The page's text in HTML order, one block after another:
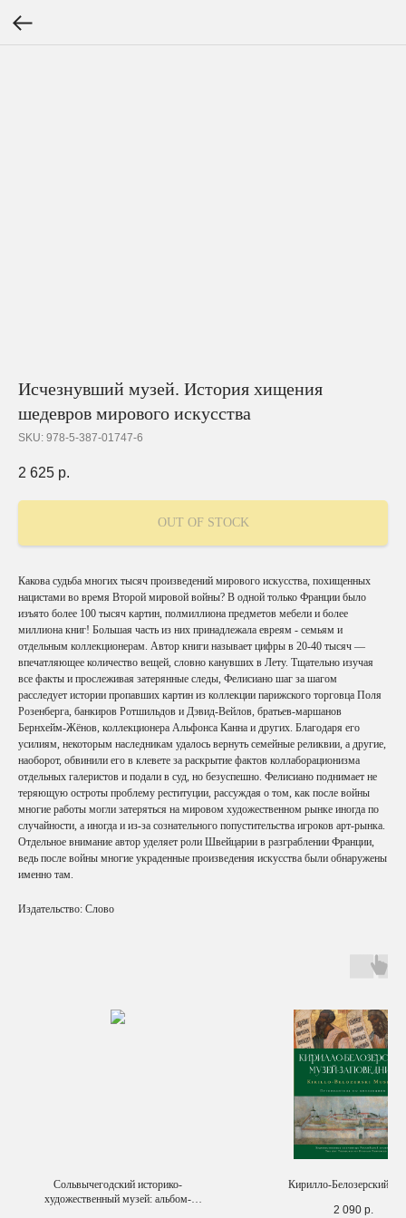
Исчезнувший музей. История хищения
шедевров мирового искусства
SKU: 978-5-387-01747-6
2 625 р.
OUT OF STOCK
Какова судьба многих тысяч произведений мирового искусства, похищенных
нацистами во время Второй мировой войны? В одной только Франции было
изъято более 100 тысяч картин, полмиллиона предметов мебели и более
миллиона книг! Большая часть из них принадлежала евреям - семьям и
отдельным коллекционерам. Автор книги называет цифры в 20-40 тысяч —
впечатляющее количество вещей, словно канувших в Лету. Тщательно изучая
все факты и прослеживая затерянные следы, Фелисиано шаг за шагом
расследует истории пропавших картин из коллекции парижского торговца Поля
Розенберга, банкиров Ротшильдов и Дэвид-Вейлов, братьев-маршанов
Бернхейм-Жёнов, коллекционера Альфонса Канна и других. Благодаря его
усилиям, некоторым наследникам удалось вернуть семейные реликвии, а другие,
наоборот, обвинили его в клевете за раскрытие фактов коллаборационизма
отдельных галеристов и подали в суд, но безуспешно. Фелисиано поднимает не
теряющую остроты проблему реституции, рассуждая о том, как после войны
многие работы могли затеряться на мировом художественном рынке иногда по
случайности, а иногда и из-за сознательного попустительства игроков арт-рынка.
Отдельное внимание автор уделяет роли Швейцарии в разграблении Франции,
ведь после войны многие украденные произведения искусства были обнаружены
именно там.
Издательство: Слово
Сольвычегодский историко-
художественный музей: альбом-
Кирилло-Белозерский
2 090 р.